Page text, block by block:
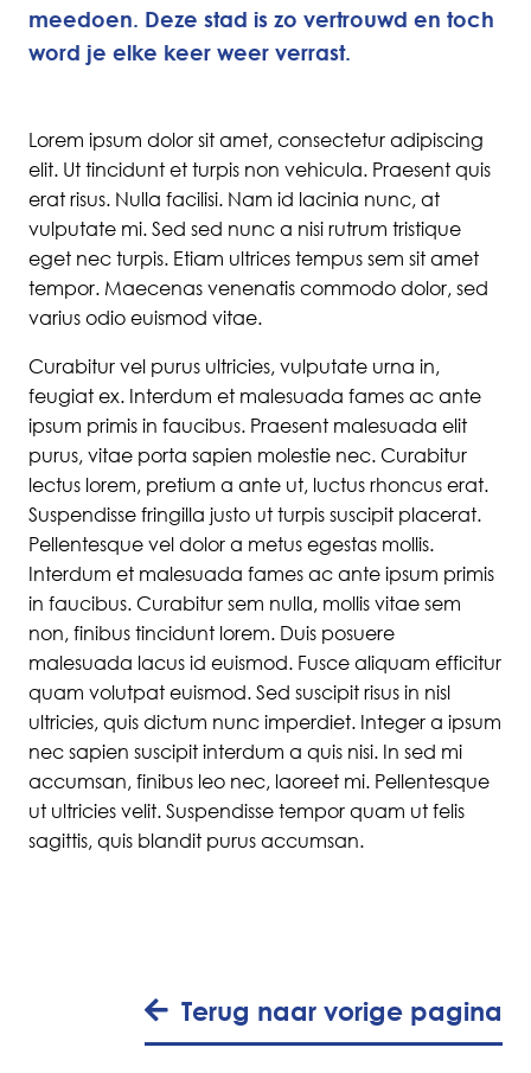
meedoen. Deze stad is zo vertrouwd en toch
word je elke keer weer verrast.
Lorem ipsum dolor sit amet, consectetur adipiscing
elit. Ut tincidunt et turpis non vehicula. Praesent quis
erat risus. Nulla facilisi. Nam id lacinia nunc, at
vulputate mi. Sed sed nunc a nisi rutrum tristique
eget nec turpis. Etiam ultrices tempus sem sit amet
tempor. Maecenas venenatis commodo dolor, sed
varius odio euismod vitae.
Curabitur vel purus ultricies, vulputate urna in,
feugiat ex. Interdum et malesuada fames ac ante
ipsum primis in faucibus. Praesent malesuada elit
purus, vitae porta sapien molestie nec. Curabitur
lectus lorem, pretium a ante ut, luctus rhoncus erat.
Suspendisse fringilla justo ut turpis suscipit placerat.
Pellentesque vel dolor a metus egestas mollis.
Interdum et malesuada fames ac ante ipsum primis
in faucibus. Curabitur sem nulla, mollis vitae sem
non, finibus tincidunt lorem. Duis posuere
malesuada lacus id euismod. Fusce aliquam efficitur
quam volutpat euismod. Sed suscipit risus in nisl
ultricies, quis dictum nunc imperdiet. Integer a ipsum
nec sapien suscipit interdum a quis nisi. In sed mi
accumsan, finibus leo nec, laoreet mi. Pellentesque
ut ultricies velit. Suspendisse tempor quam ut felis
sagittis, quis blandit purus accumsan.
Terug naar vorige pagina
“Ik was op slag verliefd op
de klei”
kruisbestuiving tussen jonge